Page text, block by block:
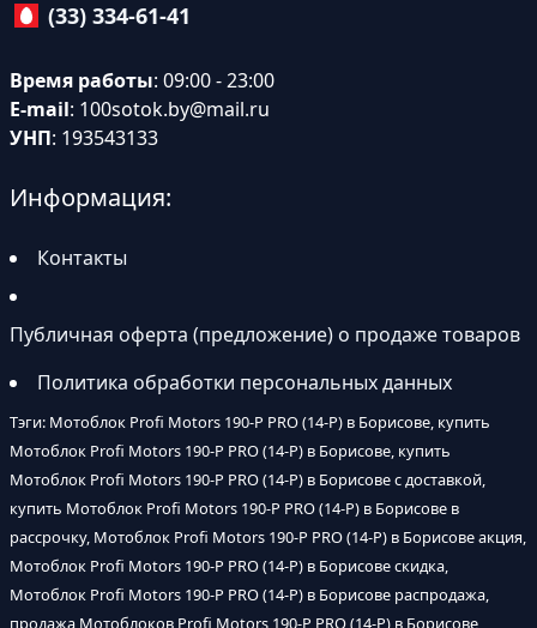
(33) 334-61-41
Время работы: 09:00 - 23:00
E-mail: 100sotok.by@mail.ru
УНП: 193543133
Информация:
Контакты
Публичная оферта (предложение) о продаже товаров
Политика обработки персональных данных
Тэги: Мотоблок Profi Motors 190-P PRO (14-P) в Борисове, купить
Мотоблок Profi Motors 190-P PRO (14-P) в Борисове, купить
Мотоблок Profi Motors 190-P PRO (14-P) в Борисове с доставкой,
купить Мотоблок Profi Motors 190-P PRO (14-P) в Борисове в
рассрочку, Мотоблок Profi Motors 190-P PRO (14-P) в Борисове акция,
Мотоблок Profi Motors 190-P PRO (14-P) в Борисове скидка,
Мотоблок Profi Motors 190-P PRO (14-P) в Борисове распродажа,
продажа Мотоблоков Profi Motors 190-P PRO (14-P) в Борисове,